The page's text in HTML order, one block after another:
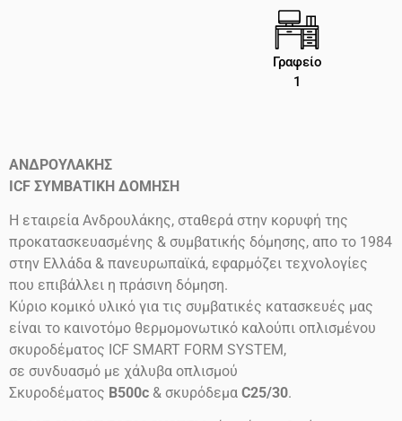
Γραφείο
1
ΑΝΔΡΟΥΛΑΚΗΣ
ICF ΣΥΜΒΑΤΙΚΗ ΔΟΜΗΣΗ
Η εταιρεία Ανδρουλάκης, σταθερά στην κορυφή της
προκατασκευασμένης & συμβατικής δόμησης, απο το 1984
στην Ελλάδα & πανευρωπαϊκά, εφαρμόζει τεχνολογίες
που επιβάλλει η πράσινη δόμηση.
Κύριο κομικό υλικό για τις συμβατικές κατασκευές μας
είναι το καινοτόμο θερμομονωτικό καλούπι οπλισμένου
σκυροδέματος ICF SMART FORM SYSTEM,
σε συνδυασμό με χάλυβα οπλισμού
Σκυροδέματος B500c & σκυρόδεμα C25/30.